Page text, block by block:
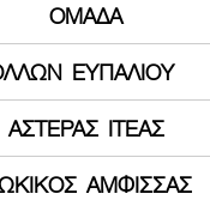
ΟΜΑΔΑ
ΕΥΠΑΛΙΟΥ
ΑΣΤΕΡΑΣ  ΙΤΕΑΣ
ΑΜΦΙΣΣΑΣ